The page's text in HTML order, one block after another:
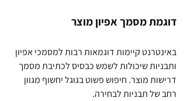
דוגמת מסמך אפיון מוצר
באינטרנט קיימות דוגמאות רבות למסמכי אפיון
ותבניות שיכולות לשמש כבסיס לכתיבת מסמך
דרישות מוצר. חיפוש פשוט בגוגל יחשוף מגוון
רחב של תבניות לבחירה.